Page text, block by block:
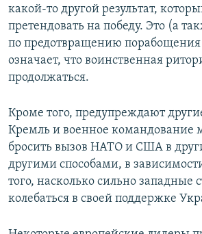
какой-то другой результат,
претендовать на победу. Это (а
по предотвращению
означает, что воинственная
продолжаться.
Кроме того, предупреждают
Кремль и военное командование
бросить вызов НАТО и США в
другими способами, в
того, насколько сильно западные
колебаться в своей поддержке